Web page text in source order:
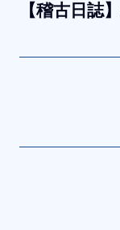
【稽古日誌】